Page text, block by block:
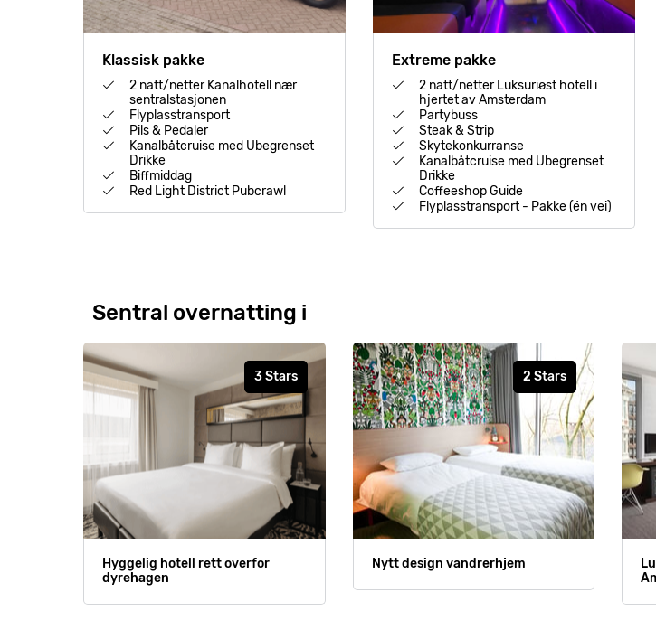
Klassisk pakke
2 natt/netter Kanalhotell nær
sentralstasjonen
Flyplasstransport
Pils & Pedaler
Kanalbåtcruise med Ubegrenset
Drikke
Biffmiddag
Red Light District Pubcrawl
Extreme pakke
2 natt/netter Luksuriøst hotell i
hjertet av Amsterdam
Partybuss
Steak & Strip
Skytekonkurranse
Kanalbåtcruise med Ubegrenset
Drikke
Coffeeshop Guide
Flyplasstransport - Pakke (én vei)
Sentral overnatting i
3 Stars
Hyggelig hotell rett overfor
dyrehagen
2 Stars
Nytt design vandrerhjem